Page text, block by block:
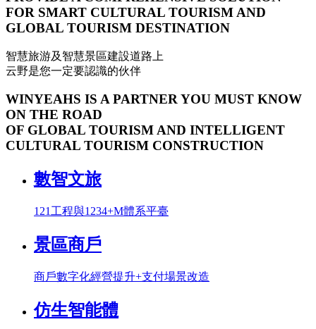
FOR SMART CULTURAL TOURISM AND
GLOBAL TOURISM DESTINATION
智慧旅游及智慧景區建設道路上
云野是您一定要認識的伙伴
WINYEAHS IS A PARTNER YOU MUST KNOW
ON THE ROAD
OF GLOBAL TOURISM AND INTELLIGENT
CULTURAL TOURISM CONSTRUCTION
數智文旅
121工程與1234+M體系平臺
景區商戶
商戶數字化經營提升+支付場景改造
仿生智能體